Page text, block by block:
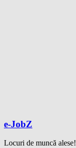
e-JobZ
Locuri de muncă alese!